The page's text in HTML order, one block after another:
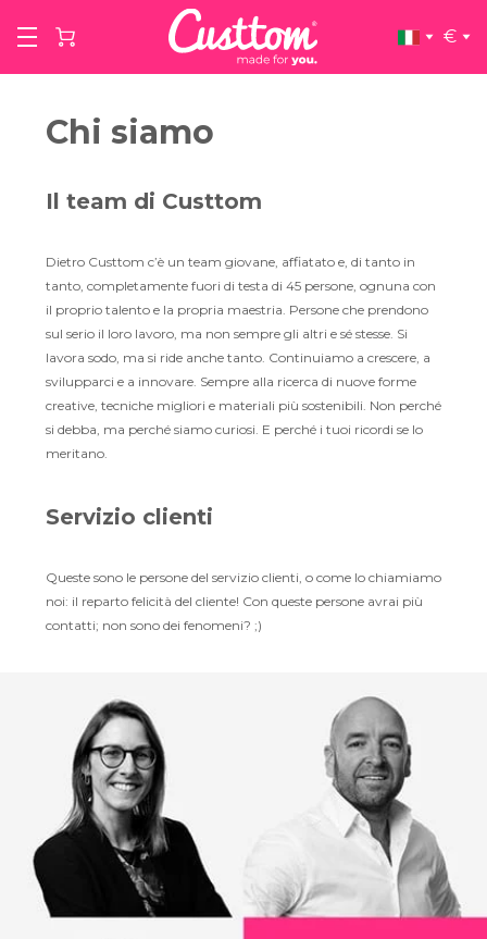
€
Chi siamo
Il team di Custtom
Dietro Custtom c’è un team giovane, affiatato e, di tanto in
tanto, completamente fuori di testa di 45 persone, ognuna con
il proprio talento e la propria maestria. Persone che prendono
sul serio il loro lavoro, ma non sempre gli altri e sé stesse. Si
lavora sodo, ma si ride anche tanto. Continuiamo a crescere, a
svilupparci e a innovare. Sempre alla ricerca di nuove forme
creative, tecniche migliori e materiali più sostenibili. Non perché
si debba, ma perché siamo curiosi. E perché i tuoi ricordi se lo
meritano.
Servizio clienti
Queste sono le persone del servizio clienti, o come lo chiamiamo
noi: il reparto felicità del cliente! Con queste persone avrai più
contatti; non sono dei fenomeni? ;)